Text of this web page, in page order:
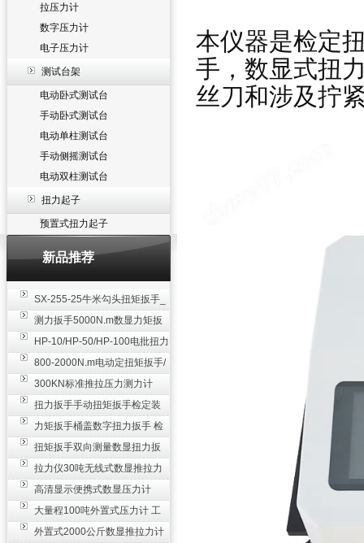
拉压力计
数字压力计
电子压力计
测试台架
电动卧式测试台
手动卧式测试台
电动单柱测试台
手动侧摇测试台
电动双柱测试台
扭力起子
预置式扭力起子
新品推荐
SX-255-25牛米勾头扭矩扳手_
螺栓紧固扭力扳手
测力扳手5000N.m数显力矩扳
手 非标扭力扳手工业级
HP-10/HP-50/HP-100电批扭力
测试仪,测量仪
800-2000N.m电动定扭矩扳手/
扭矩电动扳手
300KN标准推拉压力测力计
_0.3级数显压力仪
扭力扳手手动扭矩扳手检定装
置 50-100N扳手测量仪器
力矩扳手桶盖数字扭力扳手 检
测瓶盖拧紧扭矩工具
扭矩扳手双向测量数显扭力扳
手 2000N,m力矩扳手价格
拉力仪30吨无线式数显推拉力
计 数字显示测力计80T
高清显示便携式数显压力计
300N500n_手持电子测力计
大量程100吨外置式压力计 工
业用数显测力计价格
外置式2000公斤数显推拉力计
本仪器是检定
手，数显式扭
丝刀和涉及拧